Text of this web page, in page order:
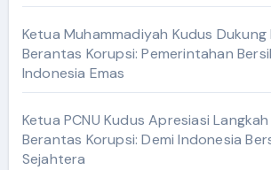
Ketua Muhammadiyah Kudus
Berantas Korupsi: Pemerintahan
Indonesia Emas
Ketua PCNU Kudus Apresiasi
Berantas Korupsi: Demi Indonesia
Sejahtera